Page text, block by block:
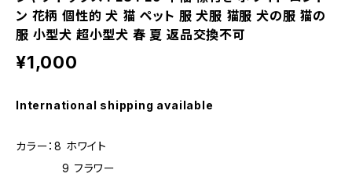
ン 花柄 個性的 犬 猫 ペット 服 犬服 猫服 犬の服 猫の
服 小型犬 超小型犬 春 夏 返品交換不可
¥1,000
International shipping available
カラー：8 ホワイト
9 フラワー